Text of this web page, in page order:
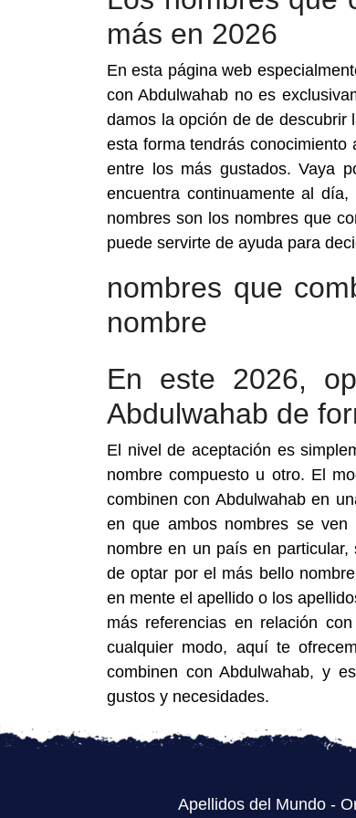
más en 2026
En esta página web
con Abdulwahab no es
damos la opción de de descubrir
esta forma tendrás
entre los más gustados. Vaya
encuentra continuamente al
nombres son los nombres que
puede servirte de ayuda para
nombres que
nombre
En este 2026,
Abdulwahab de
El nivel de aceptación es
nombre compuesto u otro. El
combinen con Abdulwahab en
en que ambos nombres se
nombre en un país en
de optar por el más bello
en mente el apellido o los
más referencias en relación
cualquier modo, aquí te
combinen con Abdulwahab, y
gustos y necesidades.
Apellidos del Mundo-